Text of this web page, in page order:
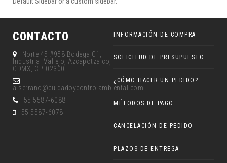
CONTACTO
Norte 45 #958 Bodega C1,
Industrial Vallejo, Azcapotzalco,
CDMX, CP. 02300
a.serrano@cuidadoycontrolambiental.com
55 5587-6088
55 5587-6078
INFORMACIÓN DE COMPRA
SOLICITUD DE PRESUPUESTO
¿CÓMO HACER UN PEDIDO?
MÉTODOS DE PAGO
CANCELACIÓN DE PEDIDO
PLAZOS DE ENTREGA